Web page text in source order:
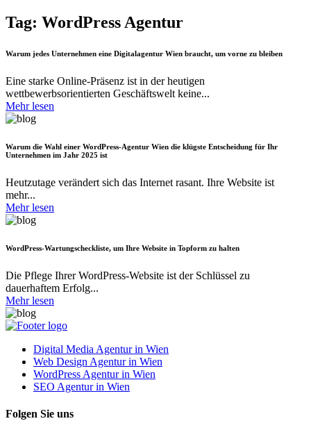
Tag: WordPress Agentur
Warum jedes Unternehmen eine Digitalagentur Wien braucht, um vorne zu bleiben
Eine starke Online-Präsenz ist in der heutigen
wettbewerbsorientierten Geschäftswelt keine...
Mehr lesen
Warum die Wahl einer WordPress-Agentur Wien die klügste Entscheidung für Ihr
Unternehmen im Jahr 2025 ist
Heutzutage verändert sich das Internet rasant. Ihre Website ist
mehr...
Mehr lesen
WordPress-Wartungscheckliste, um Ihre Website in Topform zu halten
Die Pflege Ihrer WordPress-Website ist der Schlüssel zu
dauerhaftem Erfolg...
Mehr lesen
Digital Media Agentur in Wien
Web Design Agentur in Wien
WordPress Agentur in Wien
SEO Agentur in Wien
Folgen Sie uns